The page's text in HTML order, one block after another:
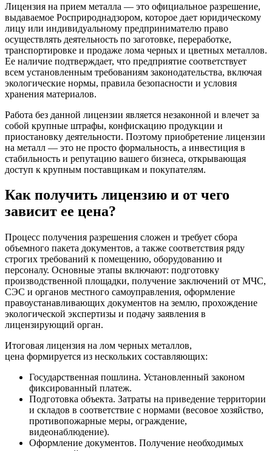
Лицензия на прием металла — это официальное разрешение,
выдаваемое Росприроднадзором, которое дает юридическому
лицу или индивидуальному предпринимателю право
осуществлять деятельность по заготовке, переработке,
транспортировке и продаже лома черных и цветных металлов.
Ее наличие подтверждает, что предприятие соответствует
всем установленным требованиям законодательства, включая
экологические нормы, правила безопасности и условия
хранения материалов.
Работа без данной лицензии является незаконной и влечет за
собой крупные штрафы, конфискацию продукции и
приостановку деятельности. Поэтому приобретение лицензии
на металл — это не просто формальность, а инвестиция в
стабильность и репутацию вашего бизнеса, открывающая
доступ к крупным поставщикам и покупателям.
Как получить лицензию и от чего
зависит ее цена?
Процесс получения разрешения сложен и требует сбора
объемного пакета документов, а также соответствия ряду
строгих требований к помещению, оборудованию и
персоналу. Основные этапы включают: подготовку
производственной площадки, получение заключений от МЧС,
СЭС и органов местного самоуправления, оформление
правоустанавливающих документов на землю, прохождение
экологической экспертизы и подачу заявления в
лицензирующий орган.
Итоговая лицензия на лом черных металлов,
цена формируется из нескольких составляющих:
Государственная пошлина. Установленный законом
фиксированный платеж.
Подготовка объекта. Затраты на приведение территории
и складов в соответствие с нормами (весовое хозяйство,
противопожарные меры, ограждение,
видеонаблюдение).
Оформление документов. Получение необходимых